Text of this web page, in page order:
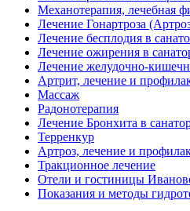
Механотерапия, лечебная
Лечение Гонартроза
Лечение бесплодия в
Лечение ожирения в
Лечение желудочно-
Артрит, лечение и
Массаж
Радонотерапия
Лечение Бронхита в
Терренкур
Артроз, лечение и
Тракционное лечение
Отели и гостиницы
Показания и методы